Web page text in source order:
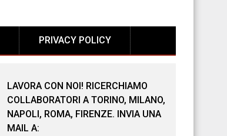
PRIVACY POLICY
LAVORA CON NOI! RICERCHIAMO
COLLABORATORI A TORINO, MILANO,
NAPOLI, ROMA, FIRENZE. INVIA UNA
MAIL A: